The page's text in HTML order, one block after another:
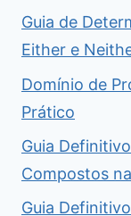
Guia de
Either e
Domínio de
Prático
Guia
Compostos
Guia